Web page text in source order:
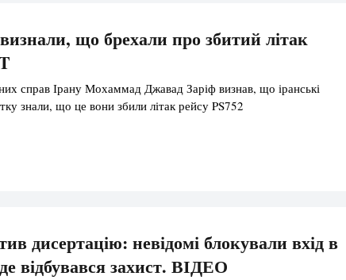
що брехали про збитий літак
справ Ірану Мохаммад Джавад Заріф визнав, що іранські
знали, що це вони збили літак рейсу PS752
дисертацію: невідомі блокували вхід в
відбувався захист. ВІДЕО